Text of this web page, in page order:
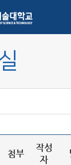
첨부
작성
자